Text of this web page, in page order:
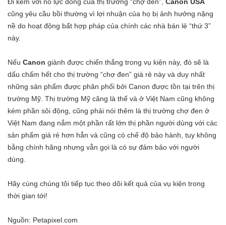
cũng yêu cầu bồi thường vì lợi nhuận của họ bị ảnh hưởng nặng
nề do hoạt động bất hợp pháp của chính các nhà bán lẻ “thứ 3”
này.
Nếu Canon giành được chiến thắng trong vụ kiện này, đó sẽ là
dấu chấm hết cho thị trường “chợ đen” giá rẻ này và duy nhất
những sản phẩm được phân phối bởi Canon được tồn tại trên thị
trường Mỹ. Thị trường Mỹ căng là thế và ở Việt Nam cũng không
kém phần sôi động, cũng phải nói thêm là thị trường chợ đen ở
Việt Nam đang nắm một phần rất lớn thị phần người dùng với các
sản phẩm giá rẻ hơn hẳn và cũng có chế độ bảo hành, tuy không
bằng chính hãng nhưng vẫn gọi là có sự đảm bảo với người
dùng.
Hãy cùng chúng tôi tiếp tục theo dõi kết quả của vụ kiện trong
thời gian tới!
Nguồn: Petapixel.com